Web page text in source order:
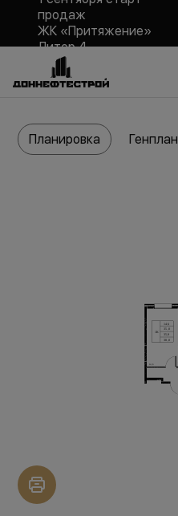
продаж
ЖК «Притяжение»
Литер 4
Планировка Генплан